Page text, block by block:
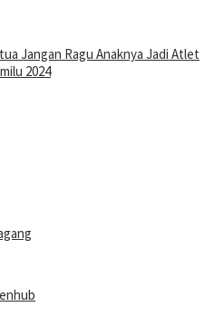
Jangan Ragu Anaknya Jadi Atlet
2024